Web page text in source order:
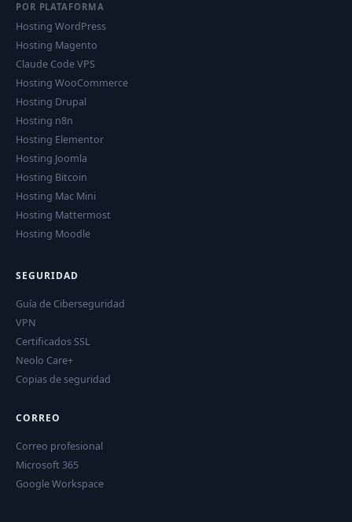
POR PLATAFORMA
Hosting WordPress
Hosting Magento
Claude Code VPS
Hosting WooCommerce
Hosting Drupal
Hosting n8n
Hosting Elementor
Hosting Joomla
Hosting Bitcoin
Hosting Mac Mini
Hosting Mattermost
Hosting Moodle
SEGURIDAD
Guía de Ciberseguridad
VPN
Certificados SSL
Neolo Care+
Copias de seguridad
CORREO
Correo profesional
Microsoft 365
Google Workspace